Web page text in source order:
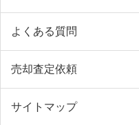
よくある質問
売却査定依頼
サイトマップ